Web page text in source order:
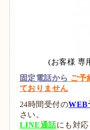
(お客様 専
固定電話から ご予
ておりません
24時間受付のWEB
さい。
LINE通話にも対応